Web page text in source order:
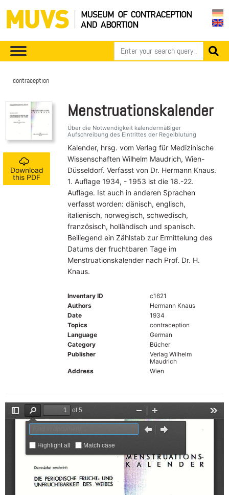
contraception
Download
this PDF
Menstruationskalender
Über die Notwendigkeit kalendermäßiger
Aufschreibung des Eintrittes der Regelblutung
Kalender, hrsg. vom Verlag für Medizinische
Wissenschaften Wilhelm Maudrich, Wien-
Düsseldorf. Verfasst von Dr. Hermann Knaus.
1. Auflage 1934, - 1953 ist die 18.-22.
Auflage. Ist auch in anderen Sprachen
verfasst worden: dänisch, englisch,
italienisch, norwegisch, schwedisch,
französisch, holländisch und spanisch.
Beiliegend ein Zählstab zur Ermittelung des
Datums der fruchtbaren Tage im
Menstruationskalender nach Prof. Dr. H.
Knaus.
Inventary ID
c1621
Authors
Hermann Knaus
Date
1934
Topics
contraception
Language
German
Category
Bücher
Publisher
Verlag Wilhelm
Maudrich
Address
Wien